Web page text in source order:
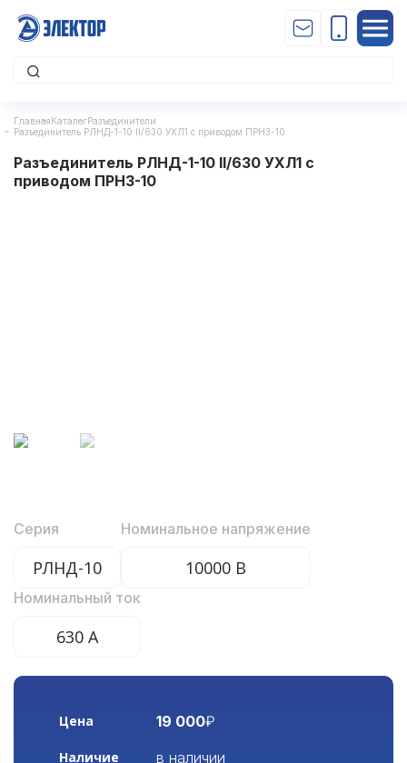
ГлавнаяКаталогРазъединители
Разъединитель РЛНД-1-10 II/630 УХЛ1 с приводом ПРНЗ-10
Разъединитель РЛНД-1-10 II/630 УХЛ1 с
приводом ПРНЗ-10
Серия
РЛНД-10
Номинальное напряжение
10000 В
Номинальный ток
630 А
Цена 19 000₽
Наличие в наличии